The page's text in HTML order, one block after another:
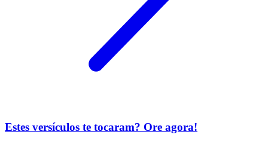
Estes versículos te tocaram? Ore agora!